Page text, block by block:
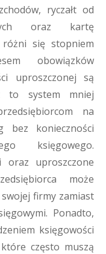
ryczałt od
oraz kartę
się stopniem
obowiązków
uproszczonej są
to system mniej
na
bez konieczności
księgowego.
oraz uproszczone
może
firmy zamiast
Ponadto,
księgowości
często muszą